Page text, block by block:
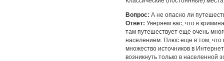
Вопрос: А не опасно ли
Ответ: Уверяем вас, что в
там путешествует еще очень
населением. Плюс еще в том, что
множество источников в
возникнуть только в населенной